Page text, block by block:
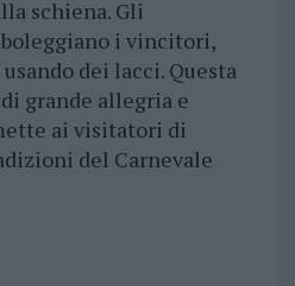
schiena. Gli
i vincitori,
dei lacci. Questa
grande allegria e
ai visitatori di
del Carnevale